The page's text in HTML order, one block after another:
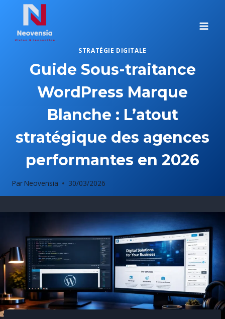
contenu
STRATÉGIE DIGITALE
Guide Sous-traitance
WordPress Marque
Blanche : L’atout
stratégique des agences
performantes en 2026
ParNeovensia 30/03/2026